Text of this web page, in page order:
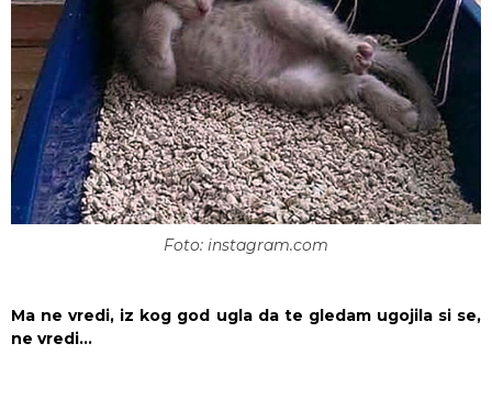
Foto: instagram.com
Ma ne vredi, iz kog god ugla da te gledam ugojila si se,
ne vredi…